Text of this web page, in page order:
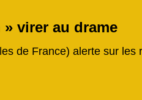
virer au drame
de France) alerte sur les